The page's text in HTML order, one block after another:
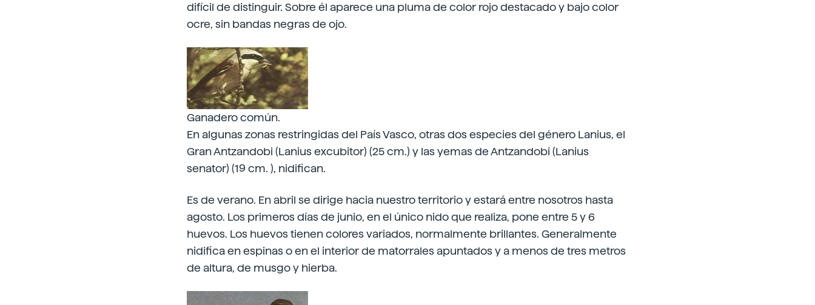
difícil de distinguir. Sobre él aparece una pluma de color rojo destacado y bajo color
ocre, sin bandas negras de ojo.
Ganadero común.
En algunas zonas restringidas del País Vasco, otras dos especies del género Lanius, el
Gran Antzandobi (Lanius excubitor) (25 cm.) y las yemas de Antzandobi (Lanius
senator) (19 cm. ), nidifican.
Es de verano. En abril se dirige hacia nuestro territorio y estará entre nosotros hasta
agosto. Los primeros días de junio, en el único nido que realiza, pone entre 5 y 6
huevos. Los huevos tienen colores variados, normalmente brillantes. Generalmente
nidifica en espinas o en el interior de matorrales apuntados y a menos de tres metros
de altura, de musgo y hierba.